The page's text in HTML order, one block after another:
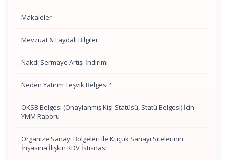
Makaleler
Mevzuat & Faydalı Bilgiler
Nakdi Sermaye Artışı İndirimi
Neden Yatırım Teşvik Belgesi?
OKSB Belgesi (Onaylanmış Kişi Statüsü, Statü Belgesi) İçin
YMM Raporu
Organize Sanayi Bölgeleri ile Küçük Sanayi Sitelerinin
İnşasına İlişkin KDV İstisnası